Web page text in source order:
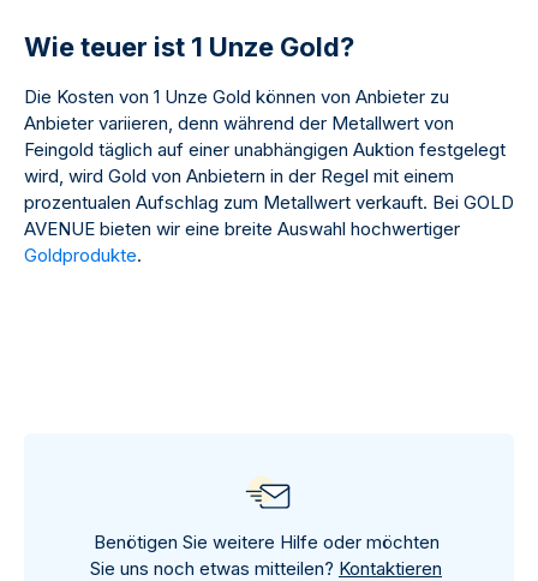
Wie teuer ist 1 Unze Gold?
Die Kosten von 1 Unze Gold können von Anbieter zu
Anbieter variieren, denn während der Metallwert von
Feingold täglich auf einer unabhängigen Auktion festgelegt
wird, wird Gold von Anbietern in der Regel mit einem
prozentualen Aufschlag zum Metallwert verkauft. Bei GOLD
AVENUE bieten wir eine breite Auswahl hochwertiger
Goldprodukte.
Benötigen Sie weitere Hilfe oder möchten
Sie uns noch etwas mitteilen? Kontaktieren